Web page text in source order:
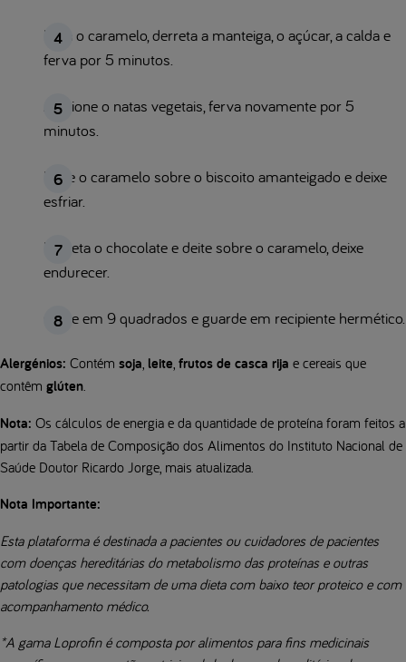
Para o caramelo, derreta a manteiga, o açúcar, a calda e
ferva por 5 minutos.
Adicione o natas vegetais, ferva novamente por 5
minutos.
Deite o caramelo sobre o biscoito amanteigado e deixe
esfriar.
Derreta o chocolate e deite sobre o caramelo, deixe
endurecer.
Corte em 9 quadrados e guarde em recipiente hermético.
Alergénios: Contém soja, leite, frutos de casca rija e cereais que
contêm glúten.
Nota: Os cálculos de energia e da quantidade de proteína foram feitos a
partir da Tabela de Composição dos Alimentos do Instituto Nacional de
Saúde Doutor Ricardo Jorge, mais atualizada.
Nota Importante:
Esta plataforma é destinada a pacientes ou cuidadores de pacientes
com doenças hereditárias do metabolismo das proteínas e outras
patologias que necessitam de uma dieta com baixo teor proteico e com
acompanhamento médico.
*A gama Loprofin é composta por alimentos para fins medicinais